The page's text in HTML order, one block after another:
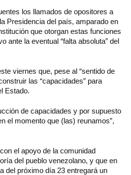
los llamados de opositores a
Presidencia del país, amparado en
que otorgan estas funciones
ante la eventual “falta absoluta” del
viernes que, pese al “sentido de
las “capacidades” para
Estado.
de capacidades y por supuesto
el momento que (las) reunamos”,
el apoyo de la comunidad
del pueblo venezolano, y que en
del próximo día 23 entregará un